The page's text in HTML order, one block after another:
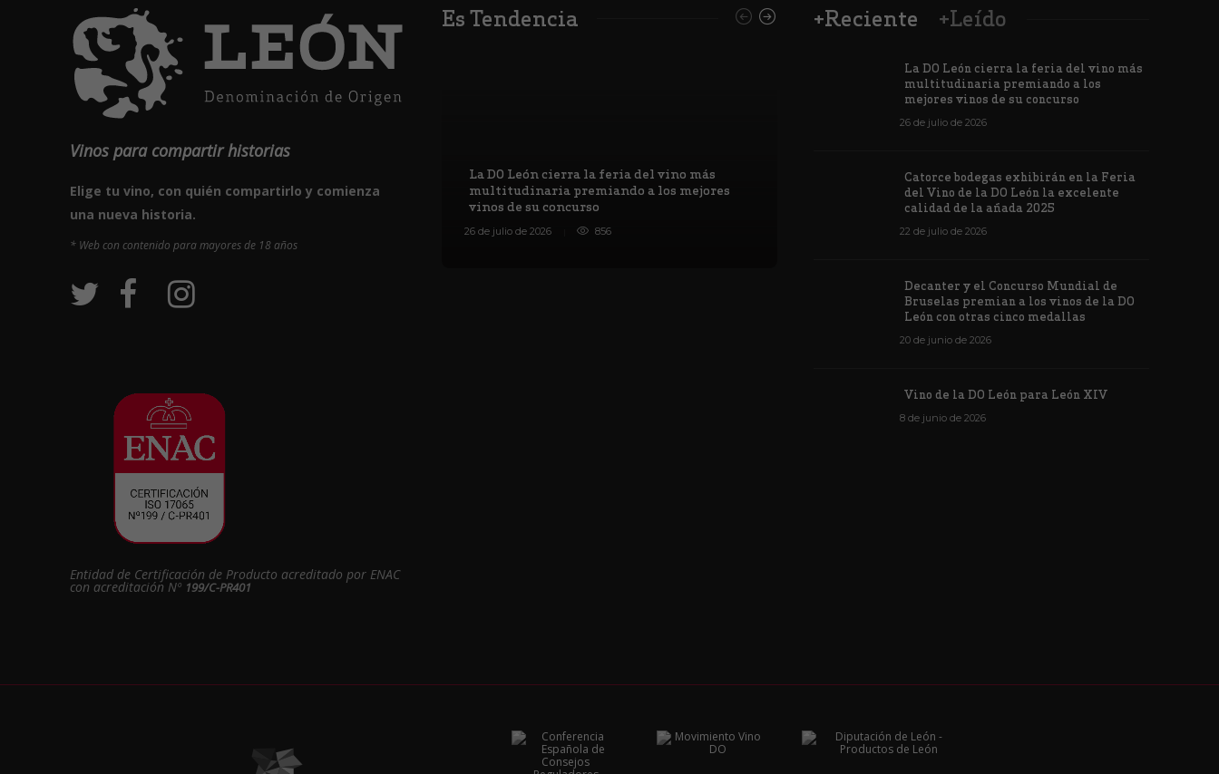
Vinos para compartir historias
Elige tu vino, con quién compartirlo y comienza
una nueva historia.
* Web con contenido para mayores de 18 años
Entidad de Certificación de Producto acreditado por ENAC
con acreditación Nº 199/C-PR401
Es Tendencia
La DO León cierra la feria del vino más
multitudinaria premiando a los mejores
vinos de su concurso
26 de julio de 2026 856
Vino de la DO León para León XIV
1176
+Reciente +Leído
La DO León cierra la feria del vino más
multitudinaria premiando a los
mejores vinos de su concurso
26 de julio de 2026
Catorce bodegas exhibirán en la Feria
del Vino de la DO León la excelente
calidad de la añada 2025
22 de julio de 2026
Decanter y el Concurso Mundial de
Bruselas premian a los vinos de la DO
León con otras cinco medallas
20 de junio de 2026
Vino de la DO León para León XIV
8 de junio de 2026